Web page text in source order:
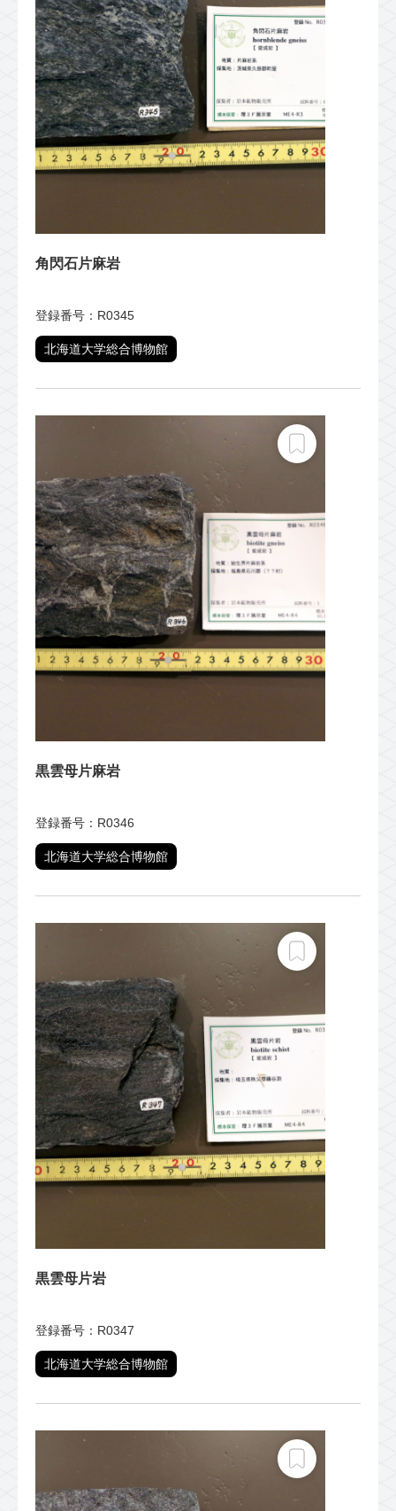
角閃石片麻岩
登録番号：R0345
北海道大学総合博物館
黒雲母片麻岩
登録番号：R0346
北海道大学総合博物館
黒雲母片岩
登録番号：R0347
北海道大学総合博物館